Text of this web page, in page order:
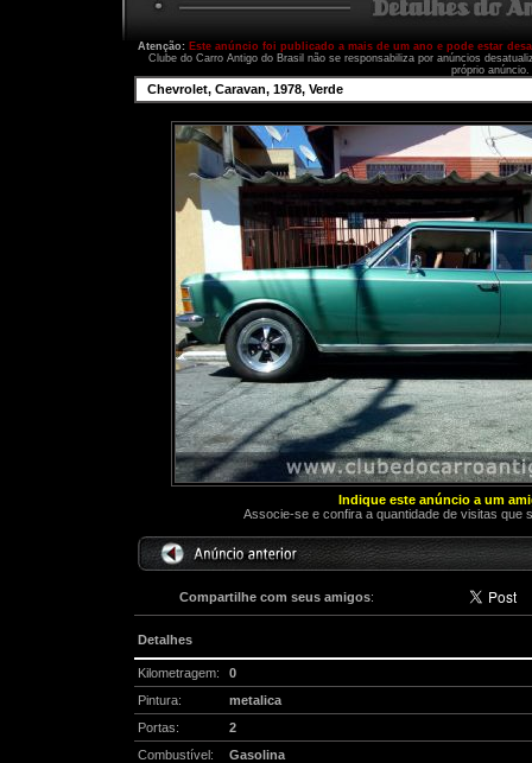
Atenção: Este anúncio foi publicado a mais de um ano e pode estar
Clube do Carro Antigo do Brasil não se responsabiliza por anúncios
próprio anúncio.
Chevrolet, Caravan, 1978, Verde
Indique este anúncio a um
Associe-se e confira a quantidade de visitas que
Compartilhe com seus amigos:
Detalhes
Kilometragem:
0
Pintura:
metalica
Portas:
2
Combustível:
Gasolina